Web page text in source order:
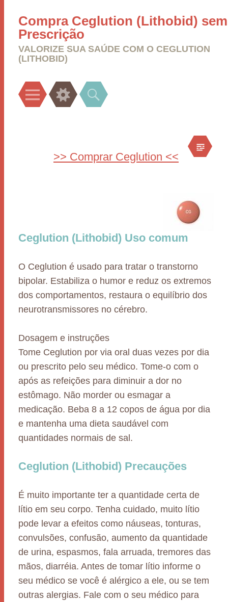
Compra Ceglution (Lithobid) sem
Prescrição
VALORIZE SUA SAÚDE COM O CEGLUTION
(LITHOBID)
Menu Widgets Search
>> Comprar Ceglution <<
Ceglution (Lithobid) Uso comum
O Ceglution é usado para tratar o transtorno
bipolar. Estabiliza o humor e reduz os extremos
dos comportamentos, restaura o equilíbrio dos
neurotransmissores no cérebro.
Dosagem e instruções
Tome Ceglution por via oral duas vezes por dia
ou prescrito pelo seu médico. Tome-o com o
após as refeições para diminuir a dor no
estômago. Não morder ou esmagar a
medicação. Beba 8 a 12 copos de água por dia
e mantenha uma dieta saudável com
quantidades normais de sal.
Ceglution (Lithobid) Precauções
É muito importante ter a quantidade certa de
lítio em seu corpo. Tenha cuidado, muito lítio
pode levar a efeitos como náuseas, tonturas,
convulsões, confusão, aumento da quantidade
de urina, espasmos, fala arruada, tremores das
mãos, diarréia. Antes de tomar lítio informe o
seu médico se você é alérgico a ele, ou se tem
outras alergias. Fale com o seu médico para